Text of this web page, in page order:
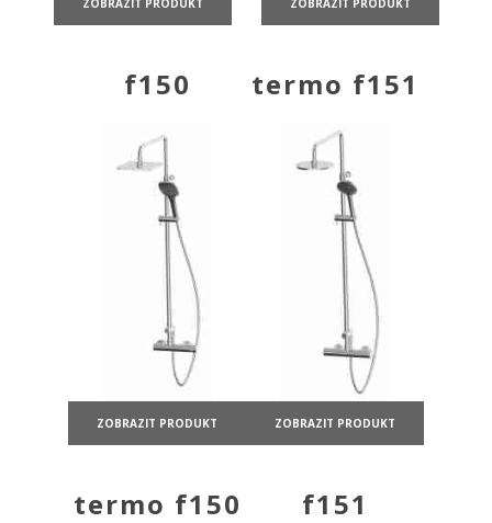
f150
ZOBRAZIT PRODUKT
termo f151
ZOBRAZIT PRODUKT
termo f150 f151